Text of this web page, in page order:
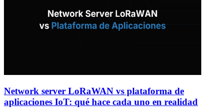
Network server LoRaWAN vs plataforma de
aplicaciones IoT: qué hace cada uno en realidad